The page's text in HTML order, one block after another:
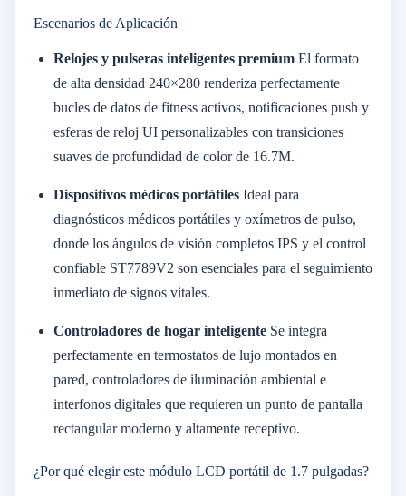
Escenarios de Aplicación
Relojes y pulseras inteligentes premium El formato
de alta densidad 240×280 renderiza perfectamente
bucles de datos de fitness activos, notificaciones push y
esferas de reloj UI personalizables con transiciones
suaves de profundidad de color de 16.7M.
Dispositivos médicos portátiles Ideal para
diagnósticos médicos portátiles y oxímetros de pulso,
donde los ángulos de visión completos IPS y el control
confiable ST7789V2 son esenciales para el seguimiento
inmediato de signos vitales.
Controladores de hogar inteligente Se integra
perfectamente en termostatos de lujo montados en
pared, controladores de iluminación ambiental e
interfonos digitales que requieren un punto de pantalla
rectangular moderno y altamente receptivo.
¿Por qué elegir este módulo LCD portátil de 1.7 pulgadas?